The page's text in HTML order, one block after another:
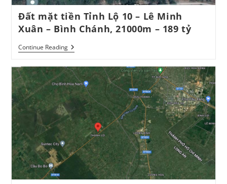
Đất mặt tiền Tỉnh Lộ 10 – Lê Minh
Xuân – Bình Chánh, 21000m – 189 tỷ
Continue ReadingĐất
Mặt
Tỉnh
Lộ
10
–
Minh
Xuân
Bình
Chánh,
21000m
–